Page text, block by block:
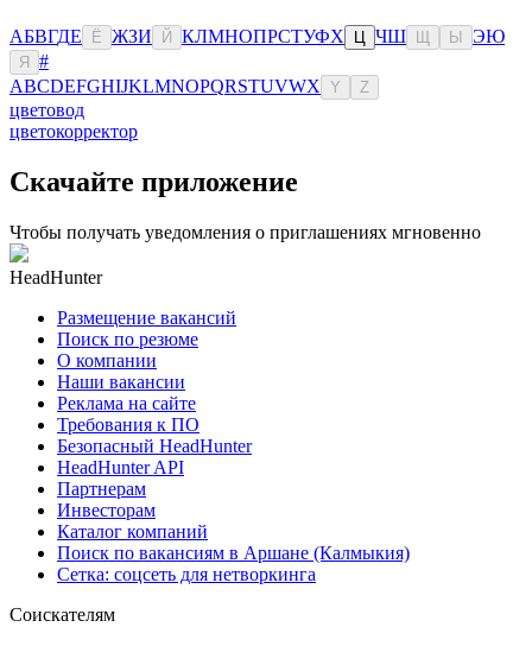
АБВГДЕ Ё ЖЗИ Й КЛМНОПРСТУФХ ЧШ Ы ЭЮ
Я
#
ABCDEFGHIJKLMNOPQRSTUVWX Y Z
цветовод
цветокорректор
Скачайте приложение
Чтобы получать уведомления о приглашениях мгновенно
HeadHunter
Размещение вакансий
Поиск по резюме
О компании
Наши вакансии
Реклама на сайте
Требования к ПО
Безопасный HeadHunter
HeadHunter API
Партнерам
Инвесторам
Каталог компаний
Поиск по вакансиям в Аршане (Калмыкия)
Сетка: соцсеть для нетворкинга
Соискателям